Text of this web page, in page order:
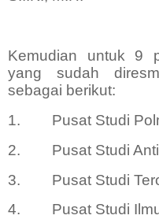
Kemudian untuk 9
yang sudah
sebagai berikut:
1.
Pusat Studi
2.
Pusat Studi
3.
Pusat Studi
4.
Pusat Studi